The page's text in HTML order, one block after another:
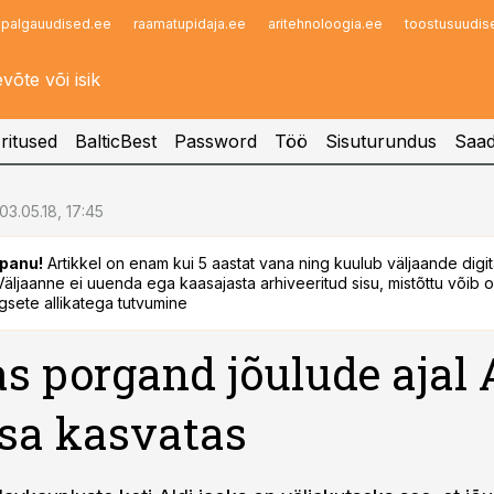
palgauudised.ee raamatupidaja.ee aritehnoloogia.ee
Infopank
BalticBest Password Töö Sisuturundus
03.05.18, 17:45
Artikkel on enam kui 5 aastat vana ning kuulub väljaande
ei uuenda ega kaasajasta arhiveeritud sisu, mistõttu võib
allikatega tutvumine
porgand jõulude ajal
kasvatas